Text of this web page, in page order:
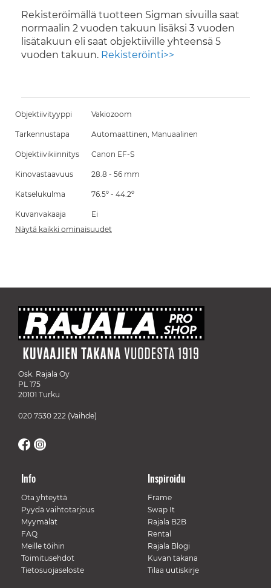
Rekisteröimällä tuotteen Sigman sivuilla saat
normaalin 2 vuoden takuun lisäksi 3 vuoden
lisätakuun eli saat objektiiville yhteensä 5
vuoden takuun. Rekisteröinti>>
Objektiivityyppi Vakiozoom
Tarkennustapa Automaattinen, Manuaalinen
Objektiivikiinnitys Canon EF-S
Kinovastaavuus 28.8 - 56 mm
Katselukulma 76.5º - 44.2º
Kuvanvakaaja
Ei
Näytä kaikki ominaisuudet
Osk. Rajala Oy
PL 175
20101 Turku
020 7530 222 (Vaihde)
Info
Ota yhteyttä
Pyydä vaihtotarjous
Myymälät
FAQ
Meille töihin
Toimitusehdot
Tietosuojaseloste
Inspiroidu
Frame
Swap It
Rajala B2B
Rental
Rajala Blogi
Kuvan takana
Tilaa uutiskirje